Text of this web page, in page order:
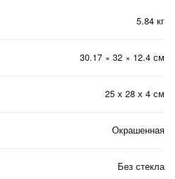
5.84 кг
30.17 × 32 × 12.4 см
25 х 28 х 4 см
Окрашенная
Без стекла